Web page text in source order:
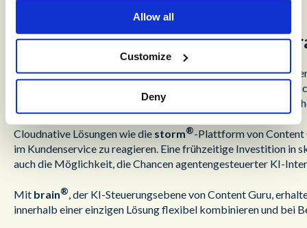
Allow all
Customize
Deny
Die Notwendigkeit skalierbarer
Da KI-gestützte Agenten zunehmend komplexe Aufgaben
eingehen, müssen Backend-Systeme in der Lage sein, ein
reagieren. Fehlt eine skalierbare, cloudbasierte Plattform,
Cloudnative Lösungen wie die storm®-Plattform von Content
im Kundenservice zu reagieren. Eine frühzeitige Investition
auch die Möglichkeit, die Chancen agentengesteuerter KI-
Mit brain®, der KI-Steuerungsebene von Content Guru,
innerhalb einer einzigen Lösung flexibel kombinieren und bei